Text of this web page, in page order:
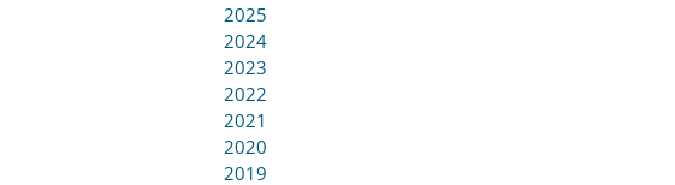
2025
2024
2023
2022
2021
2020
2019